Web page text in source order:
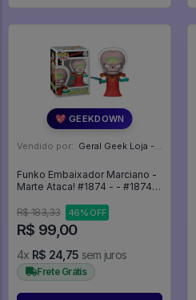
💖 GEEKDOWN
Vendido por: Geral Geek Loja - SP
Funko Embaixador Marciano -
Marte Ataca! #1874 - - #1874 -
R$ 183,33
46% OFF
R$ 99,00
4x R$ 24,75 sem juros
Frete Grátis